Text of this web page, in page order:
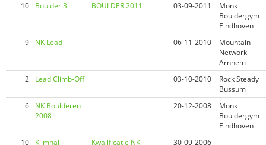
10 Boulder 3 BOULDER 2011 03-09-2011
Monk
Bouldergym
Eindhoven
9 NK Lead 06-11-2010
Mountain
Network
Arnhem
2 Lead Climb-Off 03-10-2010
Rock Steady
Bussum
6
NK Boulderen
2008
20-12-2008
Monk
Bouldergym
Eindhoven
10
Klimhal
Kwalificatie NK
30-09-2006